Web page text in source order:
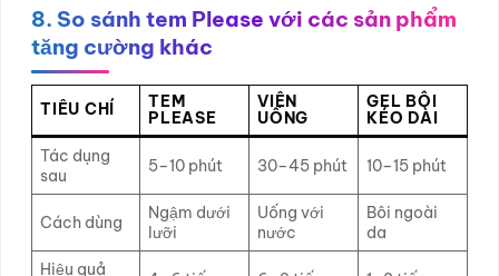
8. So sánh tem Please với các sản phẩm
tăng cường khác
TIÊU CHÍ
TEM
PLEASE
VIÊN
UỐNG
GEL BÔI
KÉO DÀI
Tác dụng
sau
5–10 phút 30–45 phút 10–15 phút
Cách dùng
Ngậm dưới
lưỡi
Uống với
nước
Bôi ngoài
da
Hiệu quả